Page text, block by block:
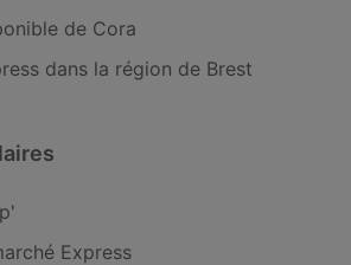
de Cora
dans la région de Brest
Express